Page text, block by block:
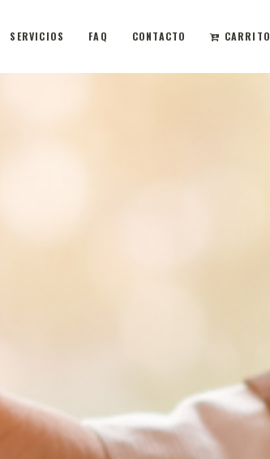
SERVICIOS FAQ CONTACTO CARRITO